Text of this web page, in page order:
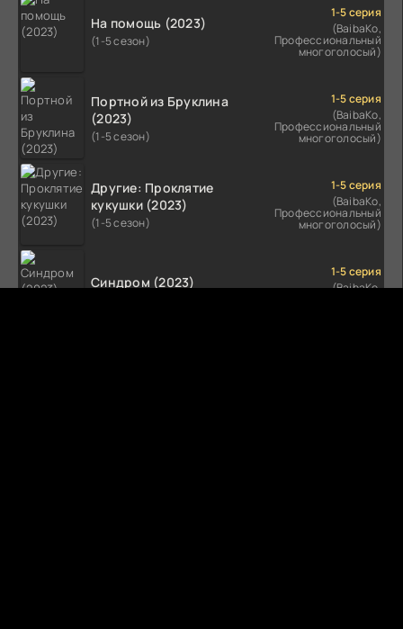
На помощь (2023)
(1-5 сезон)
1-5 серия
(BaibaKo,
Профессиональный
многоголосый)
Портной из Бруклина
(2023)
(1-5 сезон)
1-5 серия
(BaibaKo,
Профессиональный
многоголосый)
Другие: Проклятие
кукушки (2023)
(1-5 сезон)
1-5 серия
(BaibaKo,
Профессиональный
многоголосый)
Синдром (2023)
1-5 серия
(BaibaKo,